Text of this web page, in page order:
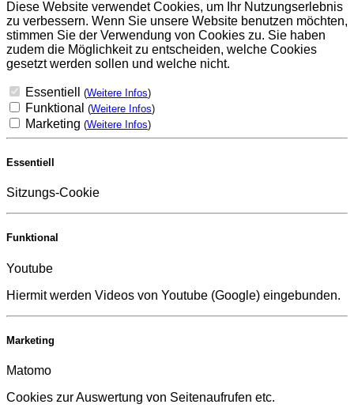
Diese Website verwendet Cookies, um Ihr Nutzungserlebnis
zu verbessern. Wenn Sie unsere Website benutzen möchten,
stimmen Sie der Verwendung von Cookies zu. Sie haben
zudem die Möglichkeit zu entscheiden, welche Cookies
gesetzt werden sollen und welche nicht.
Essentiell (Weitere Infos)
Funktional (Weitere Infos)
Marketing (Weitere Infos)
Essentiell
Sitzungs-Cookie
Funktional
Youtube
Hiermit werden Videos von Youtube (Google) eingebunden.
Marketing
Matomo
Cookies zur Auswertung von Seitenaufrufen etc.